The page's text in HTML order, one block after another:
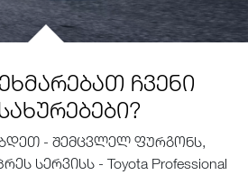
ჩვენი
- შემცვლელ ფურგონს,
სერვისს - Toyota Professional